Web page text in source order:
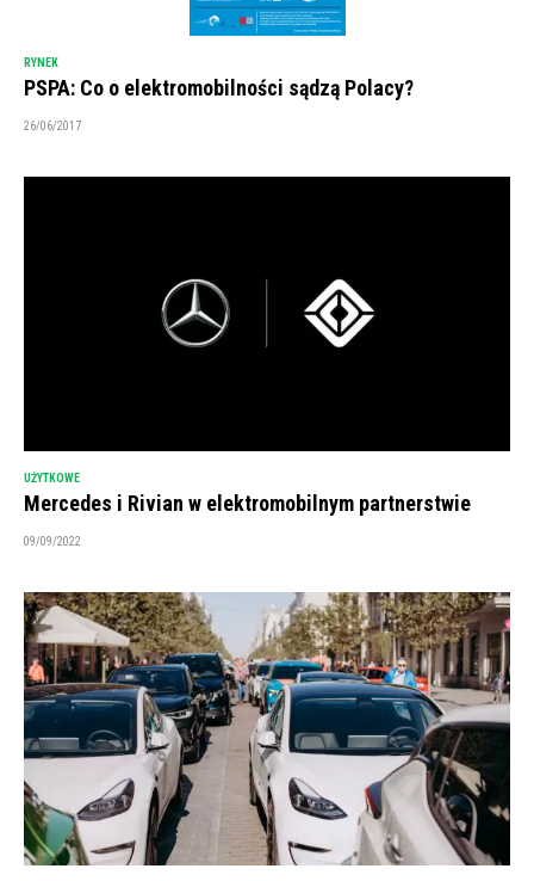
RYNEK
PSPA: Co o elektromobilności sądzą Polacy?
26/06/2017
UŻYTKOWE
Mercedes i Rivian w elektromobilnym partnerstwie
09/09/2022